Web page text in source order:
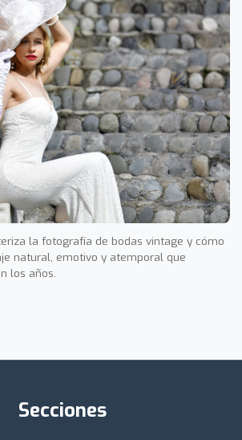
la fotografía de bodas vintage y cómo
natural, emotivo y atemporal que
los años.
Secciones